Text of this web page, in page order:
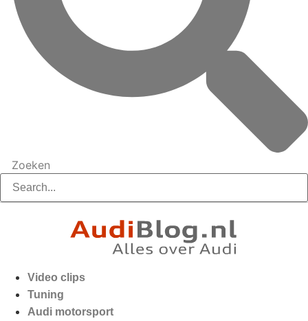
Zoeken
Video clips
Tuning
Audi motorsport